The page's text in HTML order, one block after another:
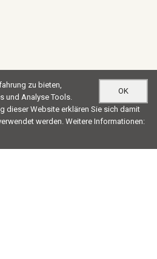
OK
zu bieten,
und Analyse Tools.
dieser Website erklären Sie sich damit
werden. Weitere Informationen: